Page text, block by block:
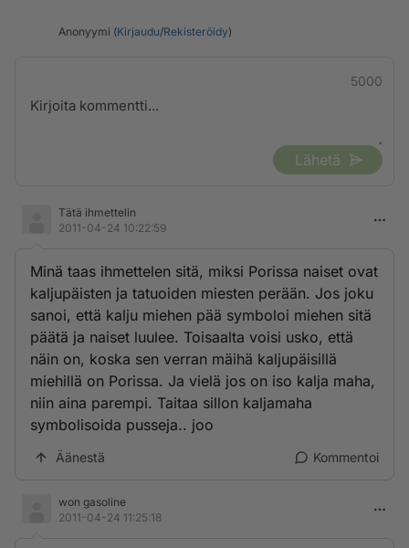
Anonyymi (Kirjaudu/Rekisteröidy)
5000
Lähetä
Tätä ihmettelin
2011-04-24 10:22:59
Minä taas ihmettelen sitä, miksi Porissa naiset ovat
kaljupäisten ja tatuoiden miesten perään. Jos joku
sanoi, että kalju miehen pää symboloi miehen sitä
päätä ja naiset luulee. Toisaalta voisi usko, että
näin on, koska sen verran mäihä kaljupäisillä
miehillä on Porissa. Ja vielä jos on iso kalja maha,
niin aina parempi. Taitaa sillon kaljamaha
symbolisoida pusseja.. joo
Äänestä Kommentoi
won gasoline
2011-04-24 11:25:18